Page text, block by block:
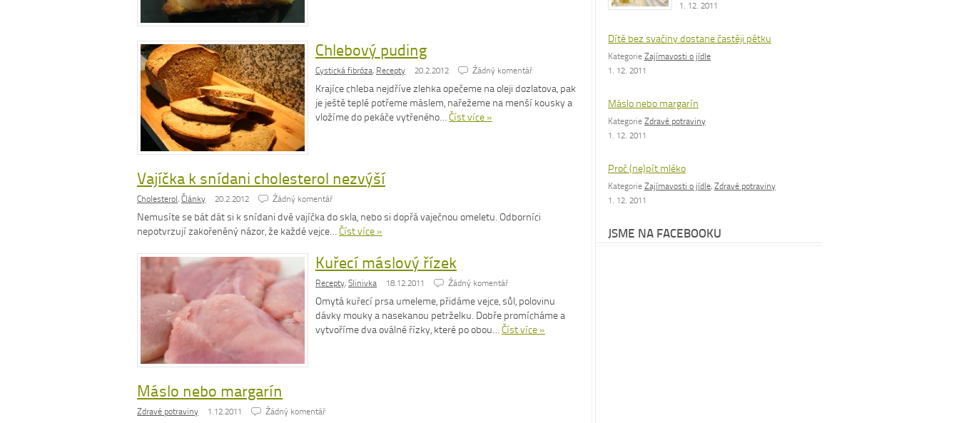
Chlebový puding
Cystická fibróza, Recepty 20.2.2012 Źádný komentář
Krajíce chleba nejdříve zlehka opečeme na oleji dozlatova, pak
je ještě teplé potřeme máslem, nařežeme na menší kousky a
vložíme do pekáče vytřeného…Číst více »
Vajíčka k snídani cholesterol nezvýší
Cholesterol, Články 20.2.2012 Źádný komentář
Nemusíte se bát dát si k snídani dvě vajíčka do skla, nebo si dopřá vaječnou omeletu. Odborníci
nepotvrzují zakořeněný názor, že každé vejce…Číst více »
Kuřecí máslový řízek
Recepty, Slinivka 18.12.2011 Źádný komentář
Omytá kuřecí prsa umeleme, přidáme vejce, sůl, polovinu
dávky mouky a nasekanou petrželku. Dobře promícháme a
vytvoříme dva oválné řízky, které po obou…Číst více »
Máslo nebo margarín
Zdravé potraviny 1.12.2011 Źádný komentář
1. 12. 2011
Dítě bez svačiny dostane častěji pětku
Kategorie Zajímavosti o jídle
1. 12. 2011
Máslo nebo margarín
Kategorie Zdravé potraviny
1. 12. 2011
Proč (ne)pít mléko
Kategorie Zajímavosti o jídle, Zdravé potraviny
1. 12. 2011
JSME NA FACEBOOKU